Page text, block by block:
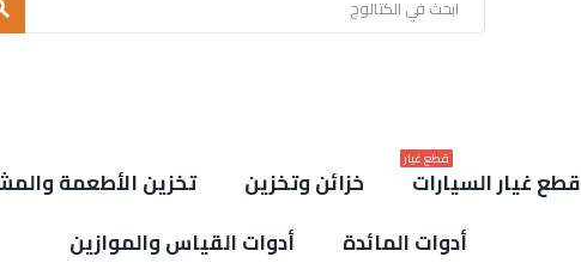
قطع غيار السيارات
قطع غيار
خزائن وتخزين تخزين الأطعمة
أدوات المائدة
أدوات القياس والموازين